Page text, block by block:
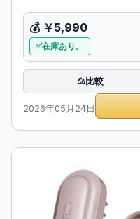
💰 ￥5,990
在庫あり。
⚖️比較
2026年05月24日